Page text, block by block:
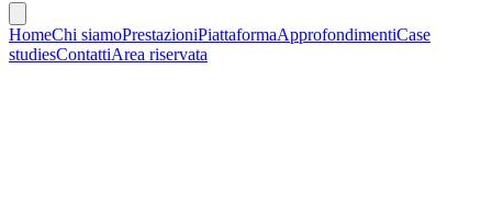
HomeChi siamoPrestazioniPiattaformaApprofondimentiCase
studiesContattiArea riservata